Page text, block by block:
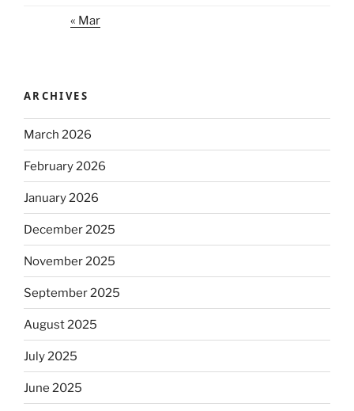
« Mar
ARCHIVES
March 2026
February 2026
January 2026
December 2025
November 2025
September 2025
August 2025
July 2025
June 2025